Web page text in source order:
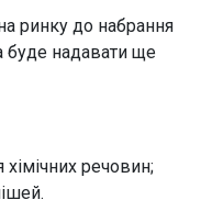
ринку до набрання
буде надавати ще
речовин;